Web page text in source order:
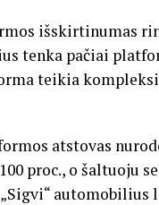
išskirtinumas
tenka pačiai
teikia
atstovas
proc., o šaltuoju